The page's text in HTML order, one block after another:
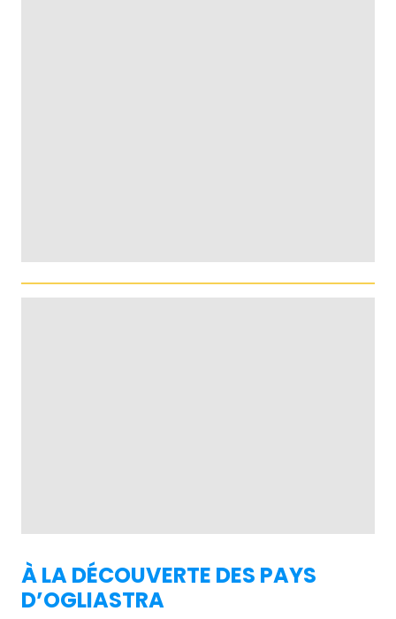
À LA DÉCOUVERTE DES PAYS
D’OGLIASTRA